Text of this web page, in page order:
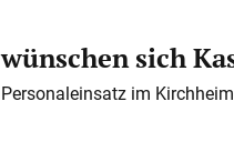
sich
im